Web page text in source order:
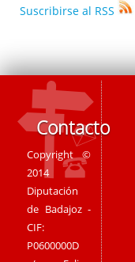
Suscribirse al RSS
Contacto
Copyright ©
2014
Diputación
de Badajoz -
CIF:
P0600000D